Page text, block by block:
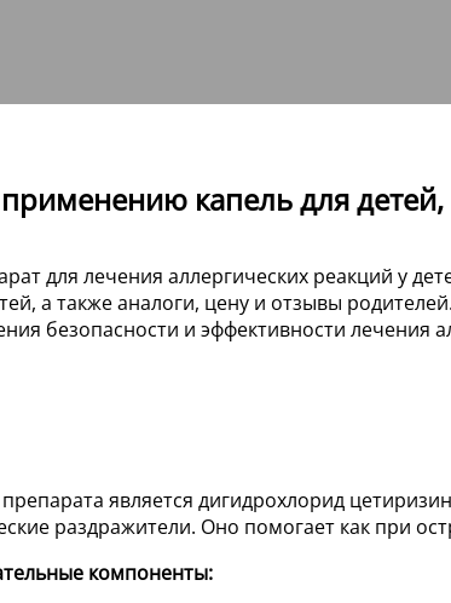
капель для
для лечения аллергических реакций у
а также аналоги, цену и отзывы
безопасности и эффективности лечения
является дигидрохлорид
раздражители. Оно помогает как при
компоненты: